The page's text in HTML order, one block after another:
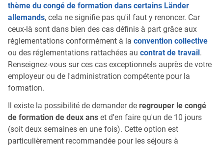
thème du congé de formation dans certains Länder
allemands, cela ne signifie pas qu'il faut y renoncer. Car
ceux-là sont dans bien des cas définis à part grâce aux
réglementations conformément à la convention collective
ou des réglementations rattachées au contrat de travail.
Renseignez-vous sur ces cas exceptionnels auprès de votre
employeur ou de l'administration compétente pour la
formation.
Il existe la possibilité de demander de regrouper le congé
de formation de deux ans et d'en faire qu'un de 10 jours
(soit deux semaines en une fois). Cette option est
particulièrement recommandée pour les séjours à